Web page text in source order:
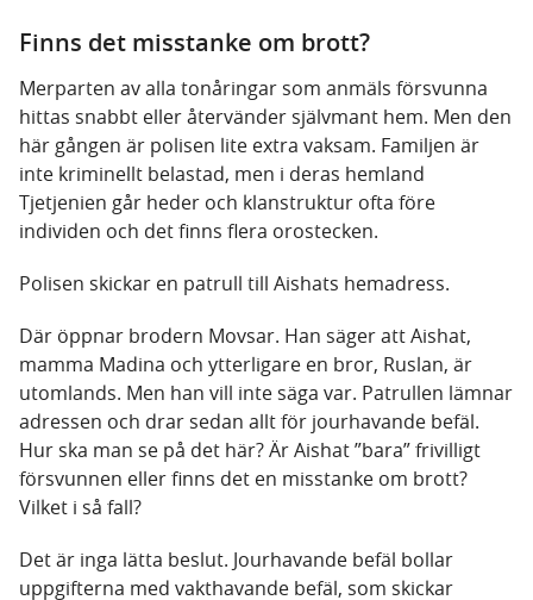
Finns det misstanke om brott?
Merparten av alla tonåringar som anmäls försvunna
hittas snabbt eller återvänder självmant hem. Men den
här gången är polisen lite extra vaksam. Familjen är
inte kriminellt belastad, men i deras hemland
Tjetjenien går heder och klanstruktur ofta före
individen och det finns flera orostecken.
Polisen skickar en patrull till Aishats hemadress.
Där öppnar brodern Movsar. Han säger att Aishat,
mamma Madina och ytterligare en bror, Ruslan, är
utomlands. Men han vill inte säga var. Patrullen lämnar
adressen och drar sedan allt för jourhavande befäl.
Hur ska man se på det här? Är Aishat ”bara” frivilligt
försvunnen eller finns det en misstanke om brott?
Vilket i så fall?
Det är inga lätta beslut. Jourhavande befäl bollar
uppgifterna med vakthavande befäl, som skickar